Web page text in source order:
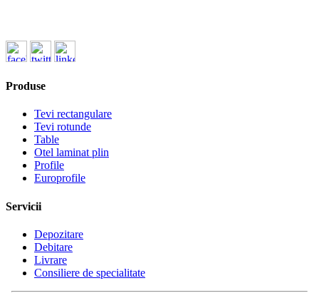
Produse
Tevi rectangulare
Tevi rotunde
Table
Otel laminat plin
Profile
Europrofile
Servicii
Depozitare
Debitare
Livrare
Consiliere de specialitate